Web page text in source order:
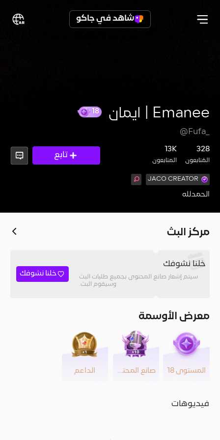
شاهد في جاكو
Emanee | ايمان
@Fufa_
328
المُتابعون
13K
المتابعون
تابع
JACO CREATOR
الحمدلله
مركز البث
خلنا نشوفك
سيتم إشعار صانع المحتوى بجميع طلبات البث
وسيقوم البث.
خلنا نشوفك
معرض الأوسمة
المستوى 18 صانع المحتوى الداعم
فيديوهات